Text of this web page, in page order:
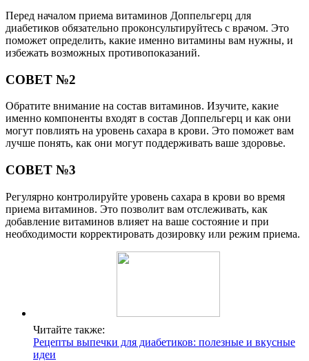
Перед началом приема витаминов Доппельгерц для
диабетиков обязательно проконсультируйтесь с врачом. Это
поможет определить, какие именно витамины вам нужны, и
избежать возможных противопоказаний.
СОВЕТ №2
Обратите внимание на состав витаминов. Изучите, какие
именно компоненты входят в состав Доппельгерц и как они
могут повлиять на уровень сахара в крови. Это поможет вам
лучше понять, как они могут поддерживать ваше здоровье.
СОВЕТ №3
Регулярно контролируйте уровень сахара в крови во время
приема витаминов. Это позволит вам отслеживать, как
добавление витаминов влияет на ваше состояние и при
необходимости корректировать дозировку или режим приема.
Читайте также:
Рецепты выпечки для диабетиков: полезные и вкусные
идеи